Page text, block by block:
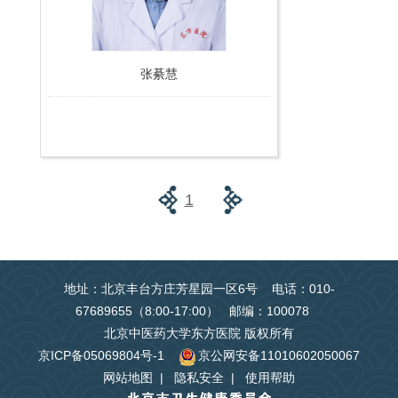
张綦慧
1
地址：北京丰台方庄芳星园一区6号 电话：010-
67689655（8:00-17:00） 邮编：100078
北京中医药大学东方医院 版权所有
京ICP备05069804号-1
京公网安备11010602050067
网站地图
| 隐私安全 | 使用帮助